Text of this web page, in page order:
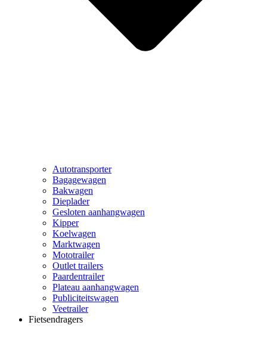
Autotransporter
Bagagewagen
Bakwagen
Dieplader
Gesloten aanhangwagen
Kipper
Koelwagen
Marktwagen
Mototrailer
Outlet trailers
Paardentrailer
Plateau aanhangwagen
Publiciteitswagen
Veetrailer
Fietsendragers